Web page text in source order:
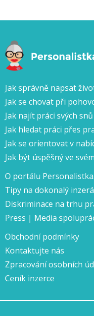
Jak správně napsat
Jak se chovat při
Jak najít práci svých snů
Jak hledat práci přes
Jak se orientovat v
Jak být úspěšný ve
O portálu
Tipy na dokonalý
Diskriminace na trhu
Press | Media
Obchodní podmínky
Kontaktujte nás
Zpracování osobních
Ceník inzerce